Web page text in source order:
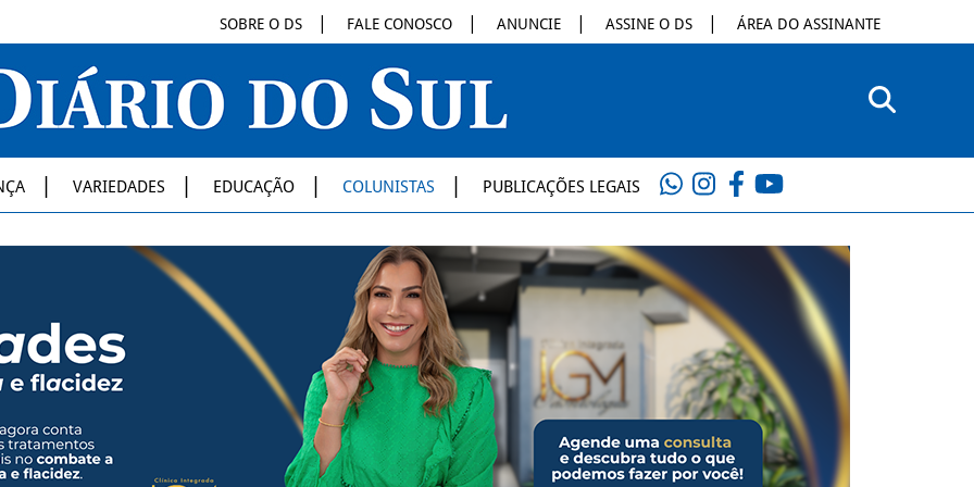
SOBRE O DS FALE CONOSCO ANUNCIE ASSINE O DS ÁREA DO ASSINANTE
VARIEDADES EDUCAÇÃO COLUNISTAS PUBLICAÇÕES LEGAIS